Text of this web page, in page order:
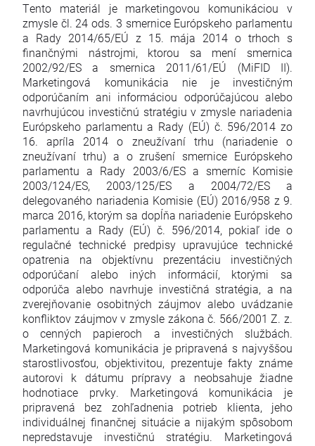
Tento materiál je marketingovou komunikáciou v
zmysle čl. 24 ods. 3 smernice Európskeho parlamentu
a Rady 2014/65/EÚ z 15. mája 2014 o trhoch s
finančnými nástrojmi, ktorou sa mení smernica
2002/92/ES a smernica 2011/61/EÚ (MiFID II).
Marketingová komunikácia nie je investičným
odporúčaním ani informáciou odporúčajúcou alebo
navrhujúcou investičnú stratégiu v zmysle nariadenia
Európskeho parlamentu a Rady (EÚ) č. 596/2014 zo
16. apríla 2014 o zneužívaní trhu (nariadenie o
zneužívaní trhu) a o zrušení smernice Európskeho
parlamentu a Rady 2003/6/ES a smerníc Komisie
2003/124/ES, 2003/125/ES a 2004/72/ES a
delegovaného nariadenia Komisie (EÚ) 2016/958 z 9.
marca 2016, ktorým sa dopĺňa nariadenie Európskeho
parlamentu a Rady (EÚ) č. 596/2014, pokiaľ ide o
regulačné technické predpisy upravujúce technické
opatrenia na objektívnu prezentáciu investičných
odporúčaní alebo iných informácií, ktorými sa
odporúča alebo navrhuje investičná stratégia, a na
zverejňovanie osobitných záujmov alebo uvádzanie
konfliktov záujmov v zmysle zákona č. 566/2001 Z. z.
o cenných papieroch a investičných službách.
Marketingová komunikácia je pripravená s najvyššou
starostlivosťou, objektivitou, prezentuje fakty známe
autorovi k dátumu prípravy a neobsahuje žiadne
hodnotiace prvky. Marketingová komunikácia je
pripravená bez zohľadnenia potrieb klienta, jeho
individuálnej finančnej situácie a nijakým spôsobom
nepredstavuje investičnú stratégiu. Marketingová